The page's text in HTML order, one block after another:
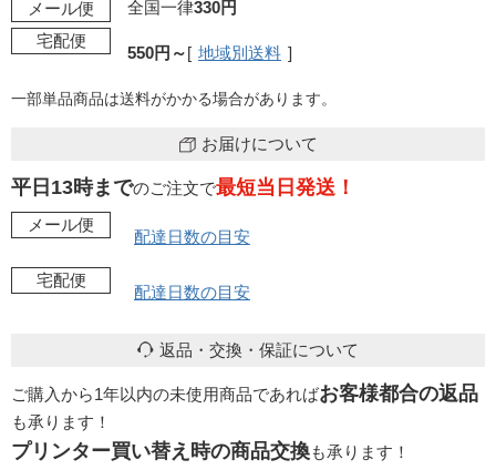
メール便
全国一律330円
宅配便
550円～[ 地域別送料 ]
一部単品商品は送料がかかる場合があります。
お届けについて
平日13時までのご注文で最短当日発送！
メール便
配達日数の目安
宅配便
配達日数の目安
返品・交換・保証について
ご購入から1年以内の未使用商品であればお客様都合の返品
も承ります！
プリンター買い替え時の商品交換も承ります！